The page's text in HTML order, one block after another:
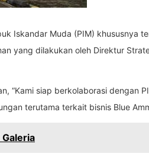
Iskandar Muda (PIM) khususnya
yang dilakukan oleh Direktur
“Kami siap berkolaborasi dengan
terutama terkait bisnis Blue